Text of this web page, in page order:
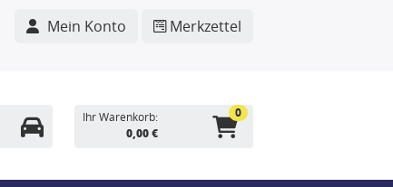
Mein Konto Merkzettel
Ihr Warenkorb:
0,00 €
0